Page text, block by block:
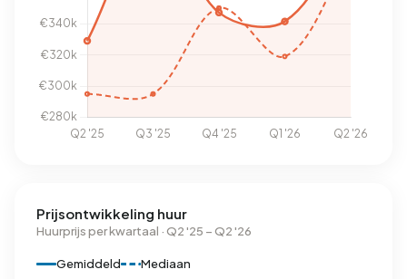
Prijsontwikkeling huur
Huurprijs per kwartaal · Q2 '25 – Q2 '26
Gemiddeld Mediaan